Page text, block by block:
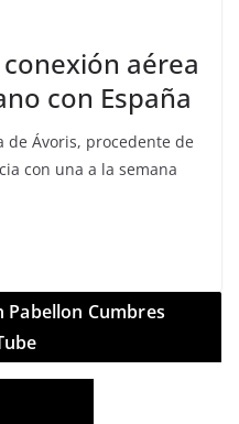
aérea
con España
Ávoris, procedente de
con una a la semana
Pabellon Cumbres